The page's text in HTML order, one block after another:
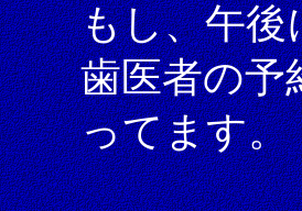
もし、午後
歯医者の予
ってます。